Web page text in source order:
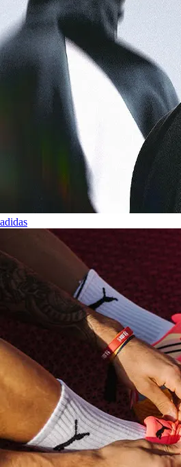
adidas